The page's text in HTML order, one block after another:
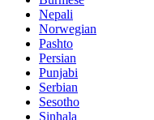
Nepali
Norwegian
Pashto
Persian
Punjabi
Serbian
Sesotho
Sinhala